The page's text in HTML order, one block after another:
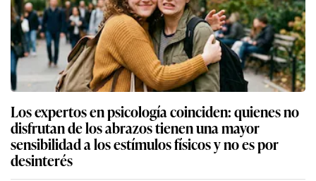
Los expertos en psicología coinciden: quienes no
disfrutan de los abrazos tienen una mayor
sensibilidad a los estímulos físicos y no es por
desinterés